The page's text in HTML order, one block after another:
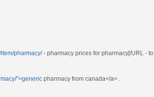
pharmacy/- pharmacy prices for pharmacy[/URL - to
">generic pharmacy from canada</a> .